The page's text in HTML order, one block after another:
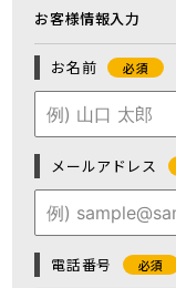
お客様情報入力
お名前 必須
メールアドレス
電話番号 必須